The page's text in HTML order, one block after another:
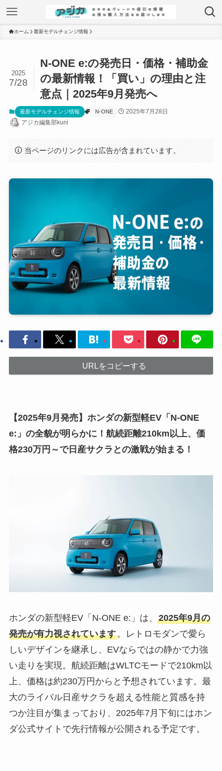
ホーム 最新モデルチェンジ情報
N-ONE e:の発売日・価格・補助金
の最新情報！「買い」の理由と注
意点｜2025年9月発売へ
2025
7/28
最新モデルチェンジ情報 N-ONE
2025年7月28日
アジカ編集部kuni
当ページのリンクには広告が含まれています。
URLをコピーする
【2025年9月発売】ホンダの新型軽EV「N-ONE
e:」の全貌が明らかに！航続距離210km以上、価
格230万円～で日産サクラとの激戦が始まる！
ホンダの新型軽EV「N-ONE e:」は、 2025年9月の
発売が有力視されています。レトロモダンで愛ら
しいデザインを継承し、EVならではの静かで力強
い走りを実現。航続距離はWLTCモードで210km以
上、価格は約230万円からと予想されています。最
大のライバル日産サクラを超える性能と質感を持
つか注目が集まっており、2025年7月下旬にはホン
ダ公式サイトで先行情報が公開される予定です。